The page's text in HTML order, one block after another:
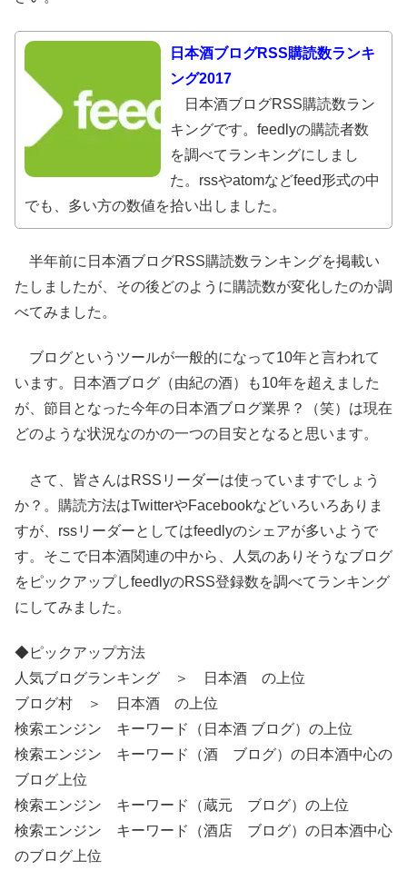
日本酒ブログRSS購読数ランキ
ング2017
日本酒ブログRSS購読数ラン
キングです。feedlyの購読者数
を調べてランキングにしまし
た。rssやatomなどfeed形式の中
でも、多い方の数値を拾い出しました。
半年前に日本酒ブログRSS購読数ランキングを掲載い
たしましたが、その後どのように購読数が変化したのか調
べてみました。
ブログというツールが一般的になって10年と言われて
います。日本酒ブログ（由紀の酒）も10年を超えました
が、節目となった今年の日本酒ブログ業界？（笑）は現在
どのような状況なのかの一つの目安となると思います。
さて、皆さんはRSSリーダーは使っていますでしょう
か？。購読方法はTwitterやFacebookなどいろいろありま
すが、rssリーダーとしてはfeedlyのシェアが多いようで
す。そこで日本酒関連の中から、人気のありそうなブログ
をピックアップしfeedlyのRSS登録数を調べてランキング
にしてみました。
◆ピックアップ方法
人気ブログランキング ＞ 日本酒 の上位
ブログ村 ＞ 日本酒 の上位
検索エンジン キーワード（日本酒 ブログ）の上位
検索エンジン キーワード（酒 ブログ）の日本酒中心の
ブログ上位
検索エンジン キーワード（蔵元 ブログ）の上位
検索エンジン キーワード（酒店 ブログ）の日本酒中心
のブログ上位